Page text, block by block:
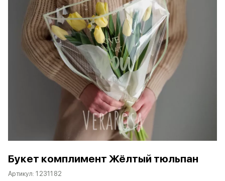
Букет комплимент Жёлтый тюльпан
Артикул:1231182